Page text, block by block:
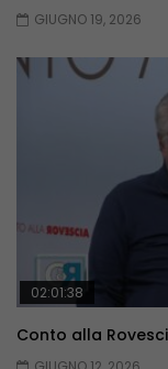
GIUGNO 19, 2026
02:01:38
Conto alla